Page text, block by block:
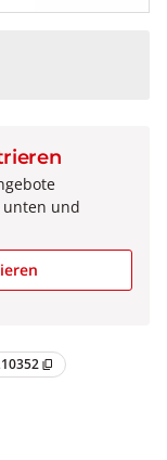
10352 content_copy
unten und